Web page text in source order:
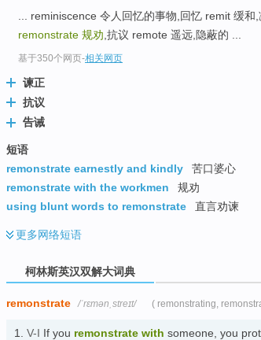
... reminiscence 令人回忆的事物,回忆 remit 缓
remonstrate 规劝 ,抗议 remote 遥远,隐蔽的 ...
基于350个网页-相关网页
谏正
抗议
告诫
短语
remonstrate earnestly and kindly
苦口婆心
remonstrate with the workmen
规劝
using blunt words to remonstrate
直言劝谏
更多网络短语
柯林斯英汉双解大词典
remonstrate /ˈrɛmənˌstreɪt/ ( remonstrating,
1. V-I If you remonstrate with someone, you